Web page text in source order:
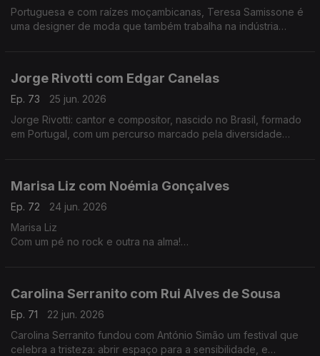
Portuguesa e com raízes moçambicanas, Teresa Samissone é
uma designer de moda que também trabalha na indústria
Jorge Rivotti com Edgar Canelas
Ep. 73
25 jun. 2026
Jorge Rivotti: cantor e compositor, nascido no Brasil, formado
em Portugal, com um percurso marcado pela diversidade
Marisa Liz com Noémia Gonçalves
Ep. 72
24 jun. 2026
Marisa Liz
Com um pé no rock e outra na alma!
Carolina Serranito com Rui Alves de Sousa
Ep. 71
22 jun. 2026
Carolina Serranito fundou com António Simão um festival que
celebra a tristeza: abrir espaço para a sensibilidade, e